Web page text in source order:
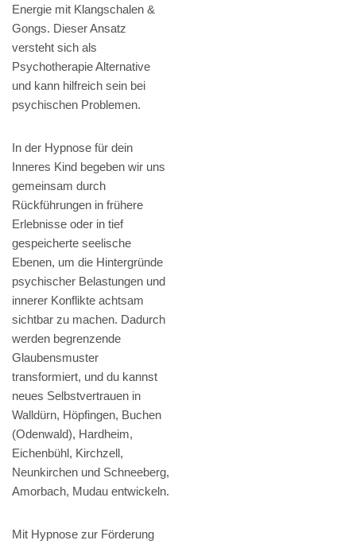
Energie mit Klangschalen &
Gongs. Dieser Ansatz
versteht sich als
Psychotherapie Alternative
und kann hilfreich sein bei
psychischen Problemen.
In der Hypnose für dein
Inneres Kind begeben wir uns
gemeinsam durch
Rückführungen in frühere
Erlebnisse oder in tief
gespeicherte seelische
Ebenen, um die Hintergründe
psychischer Belastungen und
innerer Konflikte achtsam
sichtbar zu machen. Dadurch
werden begrenzende
Glaubensmuster
transformiert, und du kannst
neues Selbstvertrauen in
Walldürn, Höpfingen, Buchen
(Odenwald), Hardheim,
Eichenbühl, Kirchzell,
Neunkirchen und Schneeberg,
Amorbach, Mudau entwickeln.
Mit Hypnose zur Förderung